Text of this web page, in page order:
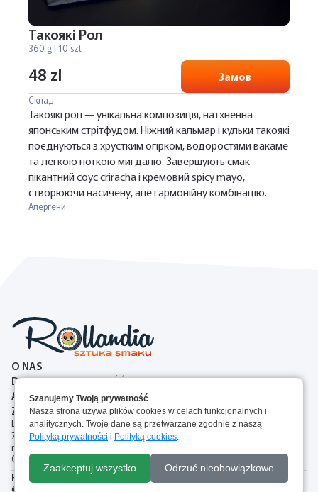
Такоякі Рол
360 g | 10 szt
48 zl Замов
Склад
Такоякі рол — унікальна композиція, натхненна
японським стрітфудом. Ніжний кальмар і кульки такоякі
поєднуються з хрустким огірком, водоростями вакаме
та легкою ноткою мигдалю. Завершують смак
пікантний соус сriracha і кремовий spicy mayo,
створюючи насичену, але гармонійну комбінацію.
Алергени
До кошика
O NAS
DOSTAWA I PŁATNOŚĆ
ALERGENY
ZASADY ZWROTOW
Brejskiego 2A, 87-100 Toruń, Polska
727 00 77 44
rollandia.torun@gmail.com
Слідкуйте за нами:
© Rollandia 2025. Всі права захищені
Polityka Plików Cookie Regulamin
Szanujemy Twoją prywatność
Nasza strona używa plików cookies w celach funkcjonalnych i
analitycznych. Twoje dane są przetwarzane zgodnie z naszą
Polityką prywatności i Polityką cookies.
Zaakceptuj wszystko Odrzuć nieobowiązkowe